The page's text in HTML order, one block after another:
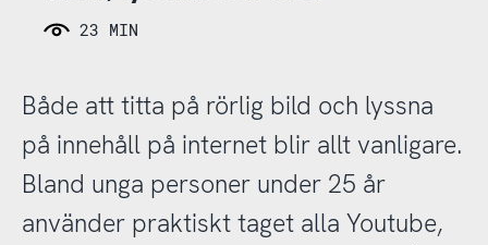
23 MIN
Både att titta på rörlig bild och lyssna
på innehåll på internet blir allt vanligare.
Bland unga personer under 25 år
använder praktiskt taget alla Youtube,